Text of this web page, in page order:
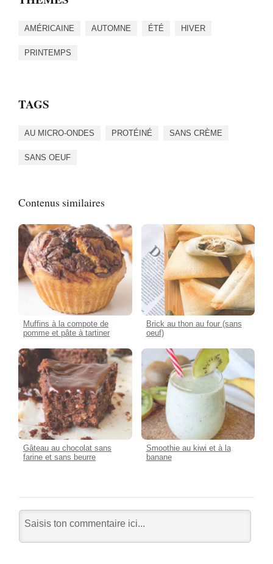
AMÉRICAINE AUTOMNE ÉTÉ HIVER
PRINTEMPS
TAGS
AU MICRO-ONDES PROTÉINÉ SANS CRÈME
SANS OEUF
Contenus similaires
Muffins à la compote de
pomme et pâte à tartiner
Brick au thon au four (sans
oeuf)
Gâteau au chocolat sans
farine et sans beurre
Smoothie au kiwi et à la
banane